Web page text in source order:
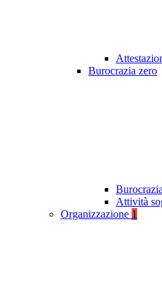
Burocrazia zero
Attività
Organizzazione 1